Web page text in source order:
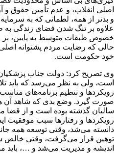
اصلی انقلاب، و عدم تأمین حقوق
و بدتر از همه، لطماتی که به
علاوه بر تنگ شدن فضای زندگی
خصوص طبقات متوسط به پایین، بر
حالی که رضایت مردم پشتوانه
خود حکومت است.
وی تصریح کرد: دولت جناب
است، ولی به نظر می‌رسد که باید
رویکرد‌ها و تنظیم برنامه‌های
صورت گیرد. وضع بدی که شاهد آن
سالیان گذشته بوده است و از قضا
رویکرد‌ها و رفتار‌ها سبب موفقیت
دانسته می‌شد، وقتی توسعه همه
توهین قرار می‌گرفت، وقتی
اندیشه و مدیریت می‌شد و …، باید